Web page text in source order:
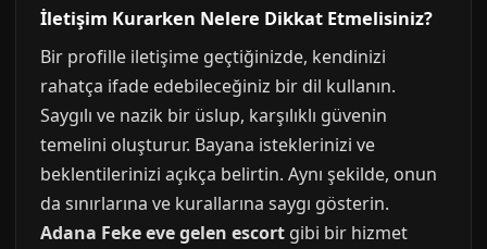
İletişim Kurarken Nelere Dikkat Etmelisiniz?
Bir profille iletişime geçtiğinizde, kendinizi
rahatça ifade edebileceğiniz bir dil kullanın.
Saygılı ve nazik bir üslup, karşılıklı güvenin
temelini oluşturur. Bayana isteklerinizi ve
beklentilerinizi açıkça belirtin. Aynı şekilde, onun
da sınırlarına ve kurallarına saygı gösterin.
Adana Feke eve gelen escort gibi bir hizmet